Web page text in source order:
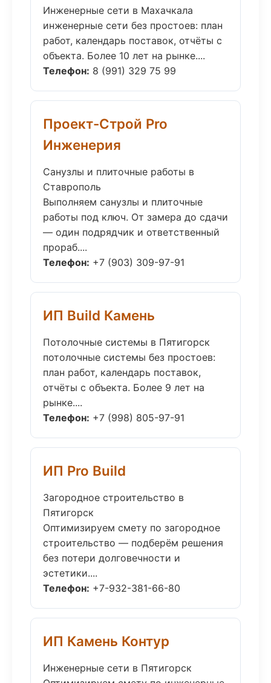
Инженерные сети в Махачкала
инженерные сети без простоев: план
работ, календарь поставок, отчёты с
объекта. Более 10 лет на рынке....
Телефон: 8 (991) 329 75 99
Проект-Строй Pro
Инженерия
Санузлы и плиточные работы в
Ставрополь
Выполняем санузлы и плиточные
работы под ключ. От замера до сдачи
— один подрядчик и ответственный
прораб....
Телефон: +7 (903) 309-97-91
ИП Build Камень
Потолочные системы в Пятигорск
потолочные системы без простоев:
план работ, календарь поставок,
отчёты с объекта. Более 9 лет на
рынке....
Телефон: +7 (998) 805-97-91
ИП Pro Build
Загородное строительство в
Пятигорск
Оптимизируем смету по загородное
строительство — подберём решения
без потери долговечности и
эстетики....
Телефон: +7-932-381-66-80
ИП Камень Контур
Инженерные сети в Пятигорск